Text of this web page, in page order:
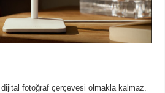
fotoğraf çerçevesi olmakla kalmaz.